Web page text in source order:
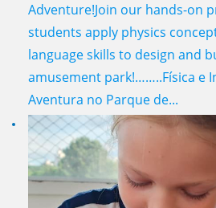
Adventure!Join our hands-on
students apply physics
language skills to design and
amusement park!……..Física e
Aventura no Parque de...